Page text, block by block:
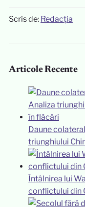
Scris de: Redacția
Articole Recente
Daune
triunghiului
Întâlnirea lui
conflictului din